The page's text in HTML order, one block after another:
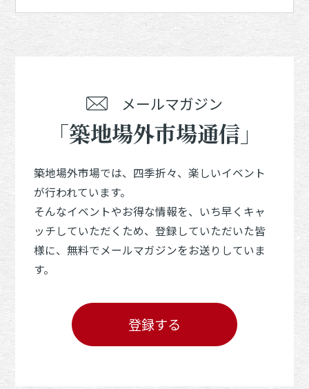
メールマガジン
「築地場外市場通信」
築地場外市場では、四季折々、楽しいイベント
が行われています。
そんなイベントやお得な情報を、いち早くキャ
ッチしていただくため、登録していただいた皆
様に、無料でメールマガジンをお送りしていま
す。
登録する